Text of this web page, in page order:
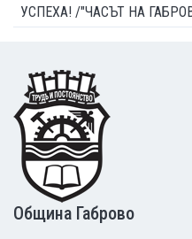
УСПЕХА! /"ЧАСЪТ НА
Footer
Община Габрово